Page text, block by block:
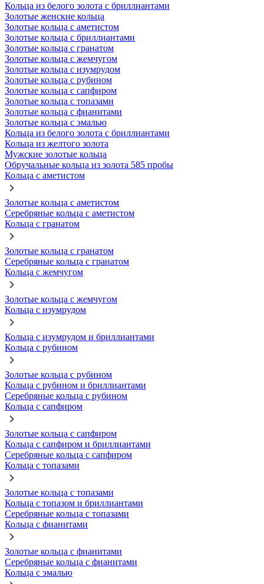
Кольца из белого золота с бриллиантами
Золотые женские кольца
Золотые кольца с аметистом
Золотые кольца с бриллиантами
Золотые кольца с гранатом
Золотые кольца с жемчугом
Золотые кольца с изумрудом
Золотые кольца с рубином
Золотые кольца с сапфиром
Золотые кольца с топазами
Золотые кольца с фианитами
Золотые кольца с эмалью
Кольца из белого золота с бриллиантами
Кольца из желтого золота
Мужские золотые кольца
Обручальные кольца из золота 585 пробы
Кольца с аметистом
Золотые кольца с аметистом
Серебряные кольца с аметистом
Кольца с гранатом
Золотые кольца с гранатом
Серебряные кольца с гранатом
Кольца с жемчугом
Золотые кольца с жемчугом
Кольца с изумрудом
Кольца с изумрудом и бриллиантами
Кольца с рубином
Золотые кольца с рубином
Кольца с рубином и бриллиантами
Серебряные кольца с рубином
Кольца с сапфиром
Золотые кольца с сапфиром
Кольца с сапфиром и бриллиантами
Серебряные кольца с сапфиром
Кольца с топазами
Золотые кольца с топазами
Кольца с топазом и бриллиантами
Серебряные кольца с топазами
Кольца с фианитами
Золотые кольца с фианитами
Серебряные кольца с фианитами
Кольца с эмалью